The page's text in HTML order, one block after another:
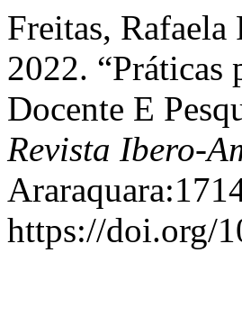
Freitas,
2022. “Práticas
Docente E
Revista Ibero-
https://doi.org/